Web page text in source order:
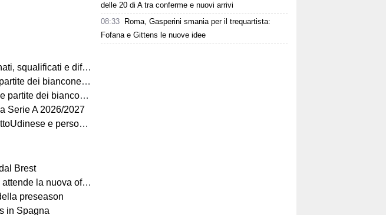
squalificati e diffidati
date e orari
in Lba: date e orari
Serie A 2026/2027
le tue notizie
Brest
la nuova offerta
preseason
in Spagna
delle 20 di A tra conferme e nuovi arrivi
08:33
Roma, Gasperini smania per il trequartista:
Fofana e Gittens le nuove idee